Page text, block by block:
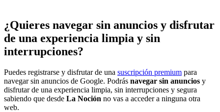
¿Quieres navegar sin anuncios y disfrutar
de una experiencia limpia y sin
interrupciones?
Puedes registrarse y disfrutar de una suscripción premium para
navegar sin anuncios de Google. Podrás navegar sin anuncios y
disfrutar de una experiencia limpia, sin interrupciones y segura
sabiendo que desde La Noción no vas a acceder a ninguna otra
web.